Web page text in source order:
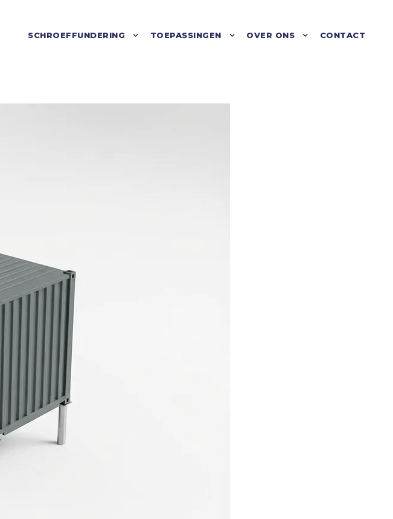
SCHROEFFUNDERING TOEPASSINGEN OVER ONS CONTACT